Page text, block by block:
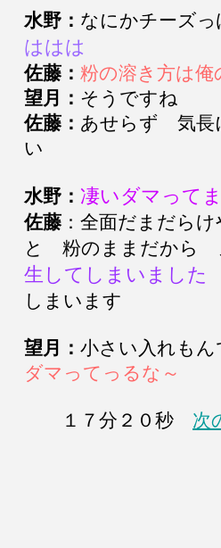
水野： なにかチーズ
ははは
佐藤： 粉の溶き方は
望月： そうですね
佐藤： あせらず 気長
い
水野： 凄いダマって
佐藤 ：全面だまだら
と 粉のままだから
生してしまいました
しまいます
望月： 小さい入れも
ダマってっるな～
１７分２０秒 次